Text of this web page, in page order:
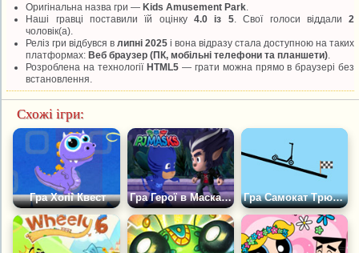
Оригінальна назва гри —Kids Amusement Park
Наші гравці поставили їй оцінку4.0 із 5. Свої голоси віддали2
чоловік(а).
Реліз гри відбувся влипні 2025 і вона відразу стала доступною на таких
платформах:Веб браузер (ПК, мобільні телефони та планшети)
Розроблена на технології HTML5— грати можна прямо в браузері без
встановлення.
Схожі ігри:
Гра Хопі Квест Гра Герої в Масках: Войовничий Хаос Гра Самокат Трюковий